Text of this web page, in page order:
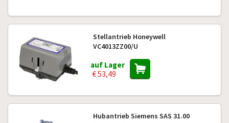
Stellantrieb Honeywell
VC4013ZZ00/U
auf Lager
€ 53,49
Hubantrieb Siemens SAS 31.00